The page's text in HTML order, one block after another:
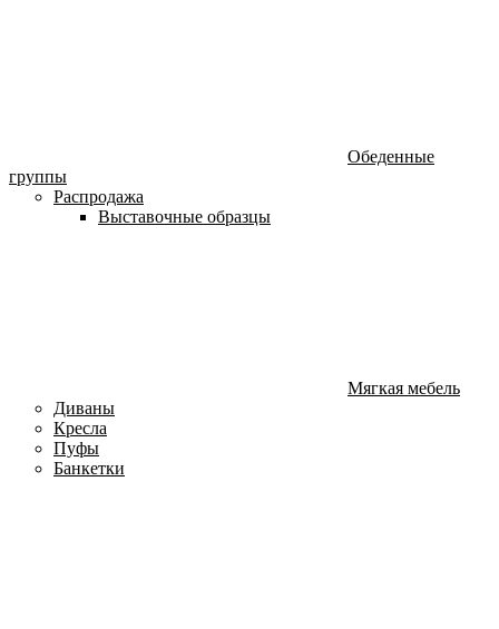
Обеденные
группы
Распродажа
Выставочные образцы
Мягкая мебель
Диваны
Кресла
Пуфы
Банкетки